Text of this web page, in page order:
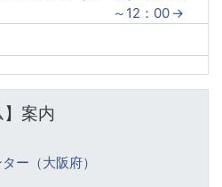
～12：00 →
】案内
ー（大阪府）